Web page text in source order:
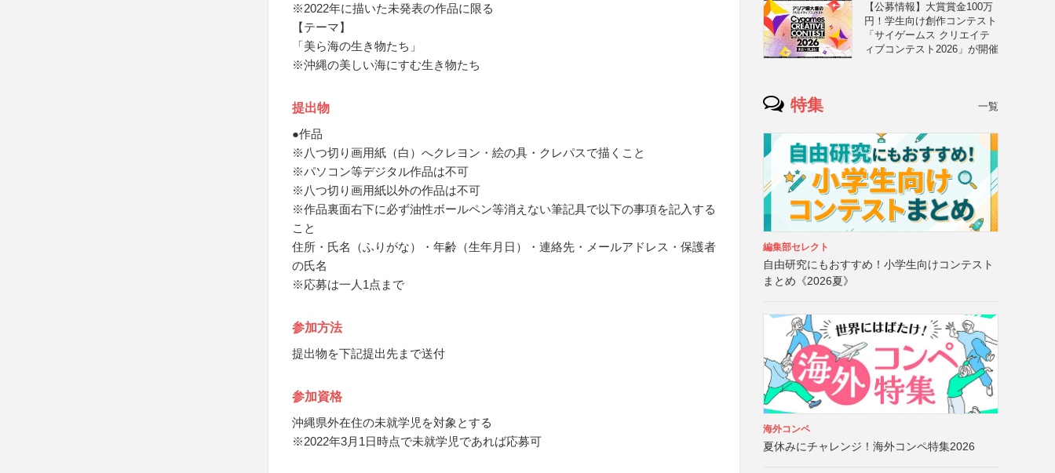
※2022年に描いた未発表の作品に限る
【テーマ】
「美ら海の生き物たち」
※沖縄の美しい海にすむ生き物たち
提出物
●作品
※八つ切り画用紙（白）へクレヨン・絵の具・クレパスで描くこと
※パソコン等デジタル作品は不可
※八つ切り画用紙以外の作品は不可
※作品裏面右下に必ず油性ボールペン等消えない筆記具で以下の事項を記入する
こと
住所・氏名（ふりがな）・年齢（生年月日）・連絡先・メールアドレス・保護者
の氏名
※応募は一人1点まで
参加方法
提出物を下記提出先まで送付
参加資格
沖縄県外在住の未就学児を対象とする
※2022年3月1日時点で未就学児であれば応募可
【公募情報】大賞賞金100万
円！学生向け創作コンテスト
「サイゲームス クリエイテ
ィブコンテスト2026」が開催
特集 一覧
編集部セレクト
自由研究にもおすすめ！小学生向けコンテスト
まとめ《2026夏》
海外コンペ
夏休みにチャレンジ！海外コンペ特集2026